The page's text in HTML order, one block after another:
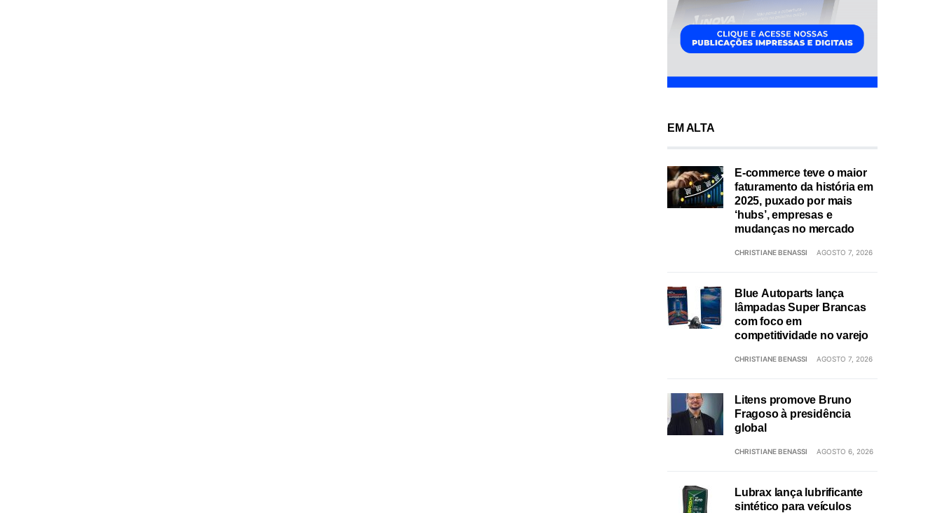
EM ALTA
E-commerce teve o maior
faturamento da história em
2025, puxado por mais
‘hubs’, empresas e
mudanças no mercado
CHRISTIANE BENASSI AGOSTO 7, 2026
Blue Autoparts lança
lâmpadas Super Brancas
com foco em
competitividade no varejo
CHRISTIANE BENASSI AGOSTO 7, 2026
Litens promove Bruno
Fragoso à presidência
global
CHRISTIANE BENASSI AGOSTO 6, 2026
Lubrax lança lubrificante
sintético para veículos